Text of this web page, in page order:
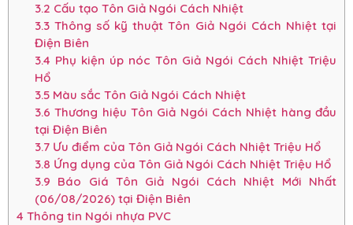
3.2 Cấu tạo Tôn Giả Ngói Cách Nhiệt
3.3Thông số kỹ thuật Tôn Giả Ngói Cách Nhiệt tại
Điện Biên
3.4 Phụ kiện úp nóc Tôn Giả Ngói Cách Nhiệt Triệu
Hổ
3.5Màu sắc Tôn Giả Ngói Cách Nhiệt
3.6 Thương hiệu Tôn Giả Ngói Cách Nhiệt hàng đầu
tại Điện Biên
3.7Ưu điểm của Tôn Giả Ngói Cách Nhiệt Triệu Hổ
3.8 Ứng dụng của Tôn Giả Ngói Cách Nhiệt Triệu Hổ
3.9 Báo Giá Tôn Giả Ngói Cách Nhiệt Mới Nhất
(06/08/2026) tại Điện Biên
4 Thông tin Ngói nhựa PVC